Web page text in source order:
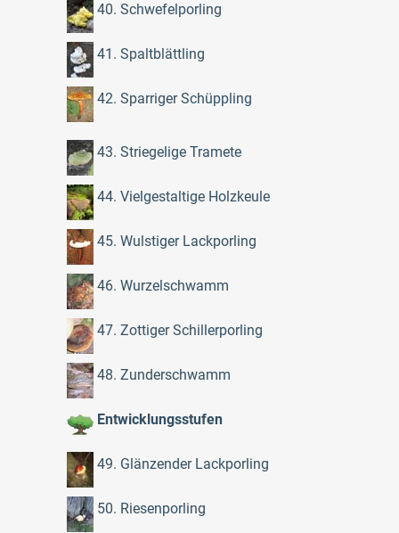
40. Schwefelporling
41. Spaltblättling
42. Sparriger Schüppling
43. Striegelige Tramete
44. Vielgestaltige Holzkeule
45. Wulstiger Lackporling
46. Wurzelschwamm
47. Zottiger Schillerporling
48. Zunderschwamm
Entwicklungsstufen
49. Glänzender Lackporling
50. Riesenporling